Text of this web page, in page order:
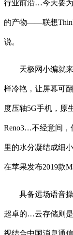
行业前沿…今天要
的产物——联想
说。
天极网小编就来
样冷艳，让屏幕可
度压轴5G手机，原
Reno3…不经意间，
里的水分凝结成细
在苹果发布2019款
具备远场语音操
超卓的…云存储则
视结合中国消息通